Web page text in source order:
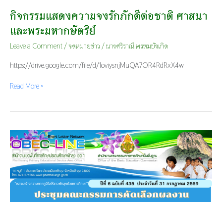
กิจกรรมแสดงความจงรักภักดีต่อชาติ ศาสนา
และพระมหากษัตริย์
Leave a Comment /จดหมายข่าว /นางศริราณี พรหมบังเกิด
https://drive.google.com/file/d/1oviysnjMuQA7OR4RdRxX4w
Read More »
ประชุม
คณะ
กรรมการ
คัด
เลือก
ผล